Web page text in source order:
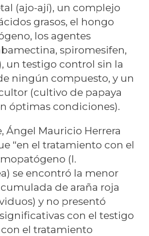
(ajo-ají), un complejo
grasos, el hongo
los agentes
spiromesifen,
un testigo control sin la
ningún compuesto, y un
(cultivo de papaya
óptimas condiciones).
Ángel Mauricio Herrera
“en el tratamiento con el
(I.
se encontró la menor
de araña roja
y no presentó
con el testigo
el tratamiento